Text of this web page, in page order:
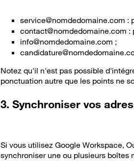
service@nomdedomaine.com :
contact@nomdedomaine.com :
info@nomdedomaine.com ;
Notez qu'il n'est pas possible
ponctuation autre que les points ne
3. Synchroniser vos
Si vous utilisez Google Workspace,
synchroniser une ou plusieurs